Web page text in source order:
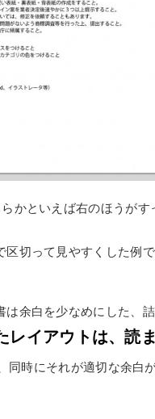
かといえば右のほうがす
区切って見やすくした例で
は余白を少なめにした、
レイアウトは、読
同時にそれが適切な余白